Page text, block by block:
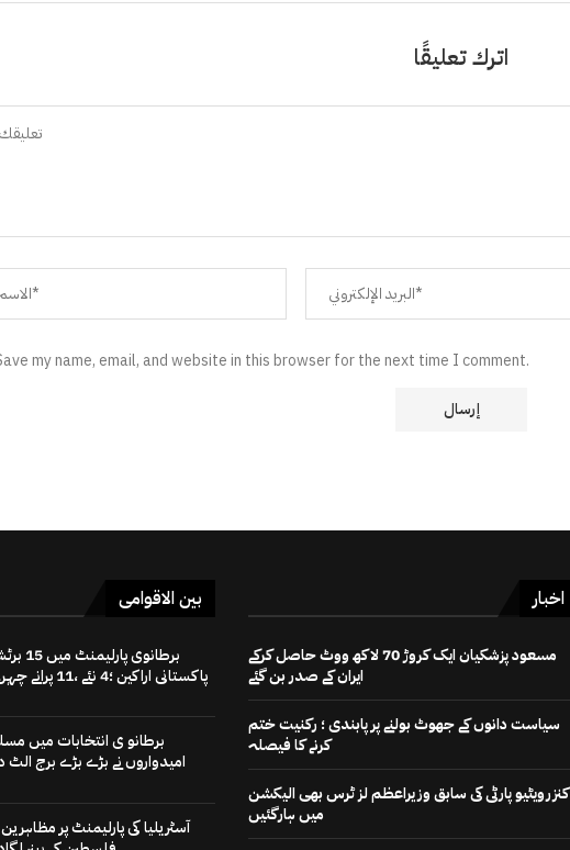
اترك تعليقًا
my name, email, and website in this browser for the next time I comment.
بین الاقوامی
برطانوی
پاکستانی اراکین ؛4 نئے ،11 پرانے چہرے
برطانو ی انتخابات میں
امیدواروں نے بڑے بڑے برج الٹ
آسٹریلیا کی پارلیمنٹ پر مظاہرین
اخبار
مسعود پزشکیان ایک کروڑ 70 لاکھ ووٹ حاصل کرکے
ایران کے صدر بن گئے
سیاست دانوں کے جھوٹ بولنے پر پابندی ؛ رکنیت ختم
کرنے کا فیصلہ
کنزرویٹیو پارٹی کی سابق وزیراعظم لز ٹرس بھی الیکشن
میں ہارگئیں